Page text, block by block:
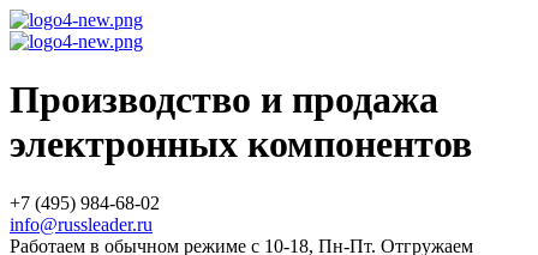
Производство и продажа
электронных компонентов
+7 (495) 984-68-02
info@russleader.ru
Работаем в обычном режиме с 10-18, Пн-Пт. Отгружаем